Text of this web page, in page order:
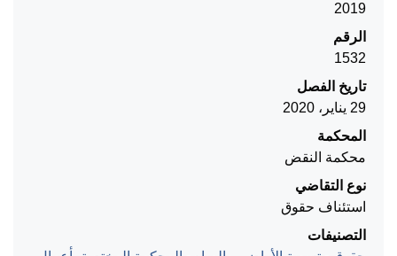
2019
الرقم
1532
تاريخ الفصل
29 يناير، 2020
المحكمة
محكمة النقض
نوع التقاضي
استئناف حقوق
التصنيفات